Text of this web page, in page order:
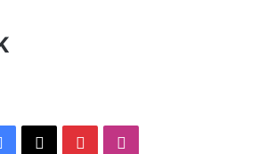
Facebook
X Pinterest